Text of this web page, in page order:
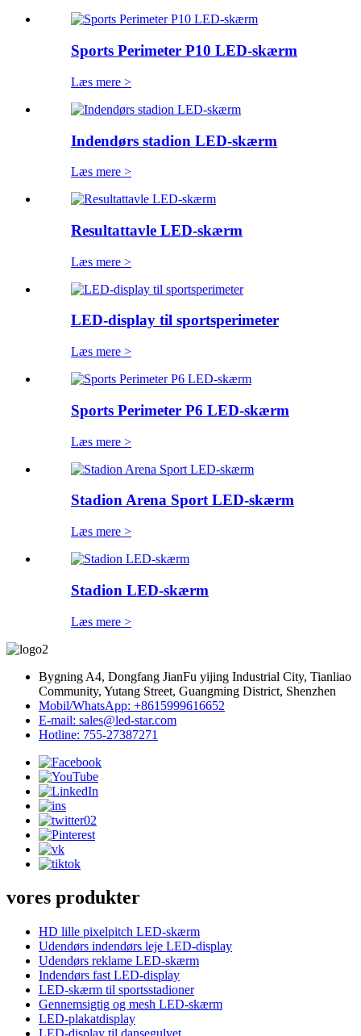
Sports Perimeter P10 LED-skærm
Læs mere >
Indendørs stadion LED-skærm
Læs mere >
Resultattavle LED-skærm
Læs mere >
LED-display til sportsperimeter
Læs mere >
Sports Perimeter P6 LED-skærm
Læs mere >
Stadion Arena Sport LED-skærm
Læs mere >
Stadion LED-skærm
Læs mere >
Bygning A4, Dongfang JianFu yijing Industrial City, Tianliao
Community, Yutang Street, Guangming District, Shenzhen
Mobil/WhatsApp: +8615999616652
E-mail: sales@led-star.com
Hotline: 755-27387271
vores produkter
HD lille pixelpitch LED-skærm
Udendørs indendørs leje LED-display
Udendørs reklame LED-skærm
Indendørs fast LED-display
LED-skærm til sportsstadioner
Gennemsigtig og mesh LED-skærm
LED-plakatdisplay